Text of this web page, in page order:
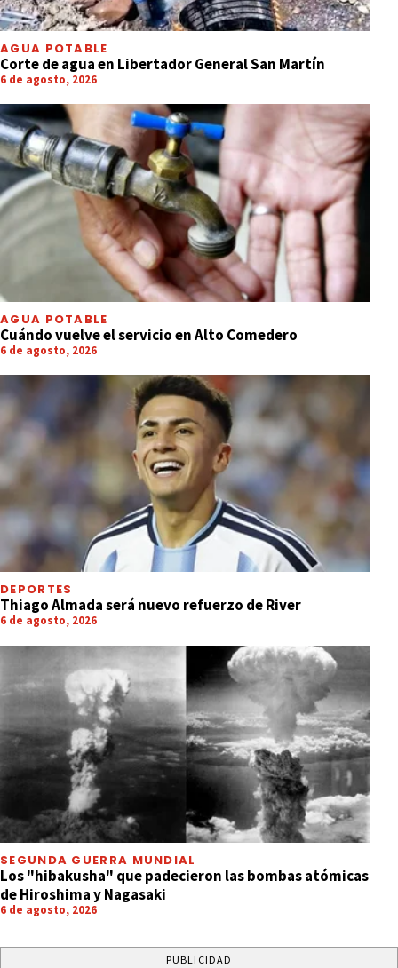
AGUA POTABLE
Corte de agua en Libertador General San Martín
6 de agosto, 2026
AGUA POTABLE
Cuándo vuelve el servicio en Alto Comedero
6 de agosto, 2026
DEPORTES
Thiago Almada será nuevo refuerzo de River
6 de agosto, 2026
SEGUNDA GUERRA MUNDIAL
Los "hibakusha" que padecieron las bombas atómicas
de Hiroshima y Nagasaki
6 de agosto, 2026
PUBLICIDAD